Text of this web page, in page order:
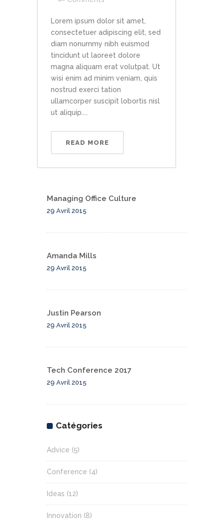
Lorem ipsum dolor sit amet,
consectetuer adipiscing elit, sed
diam nonummy nibh euismod
tincidunt ut laoreet dolore
magna aliquam erat volutpat. Ut
wisi enim ad minim veniam, quis
nostrud exerci tation
ullamcorper suscipit lobortis nisl
ut aliquip....
READ MORE
Managing Office Culture
29 Avril 2015
Amanda Mills
29 Avril 2015
Justin Pearson
29 Avril 2015
Tech Conference 2017
29 Avril 2015
Catégories
Advice (5)
Conference (4)
Ideas (12)
Innovation (8)